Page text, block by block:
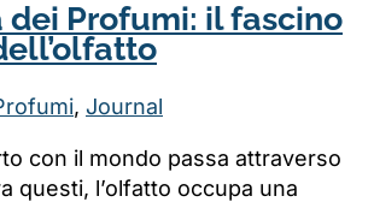
dei Profumi: il fascino
, Journal
con il mondo passa attraverso
questi, l’olfatto occupa una